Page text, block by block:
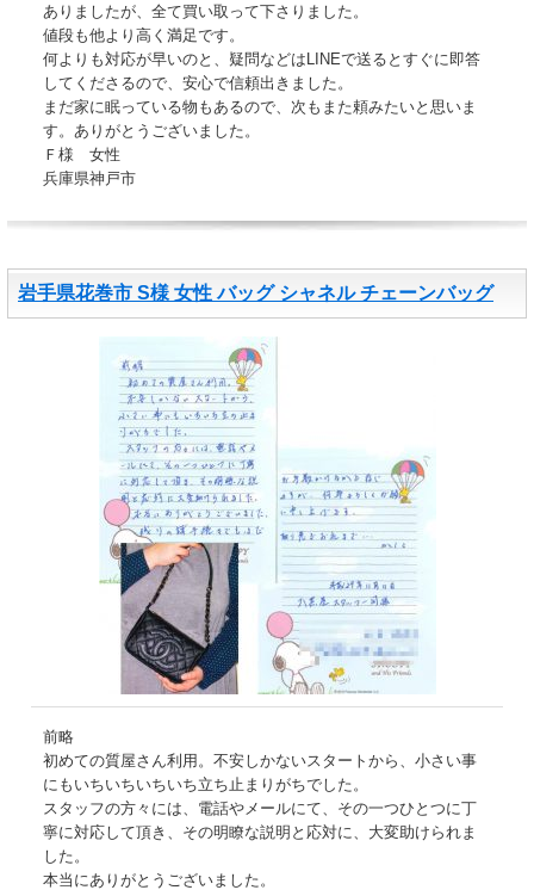
ありましたが、全て買い取って下さりました。
値段も他より高く満足です。
何よりも対応が早いのと、疑問などはLINEで送るとすぐに即答
してくださるので、安心で信頼出きました。
まだ家に眠っている物もあるので、次もまた頼みたいと思いま
す。ありがとうございました。
Ｆ様 女性
兵庫県神戸市
岩手県花巻市 S様 女性 バッグ シャネル チェーンバッグ
前略
初めての質屋さん利用。不安しかないスタートから、小さい事
にもいちいちいちいち立ち止まりがちでした。
スタッフの方々には、電話やメールにて、その一つひとつに丁
寧に対応して頂き、その明瞭な説明と応対に、大変助けられま
した。
本当にありがとうございました。